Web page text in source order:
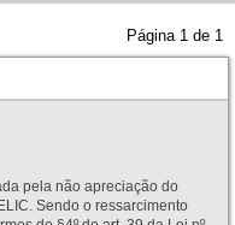
Página 1 de 1
pela não apreciação do
Sendo o ressarcimento